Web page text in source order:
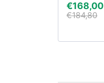
€168,00
€184,80